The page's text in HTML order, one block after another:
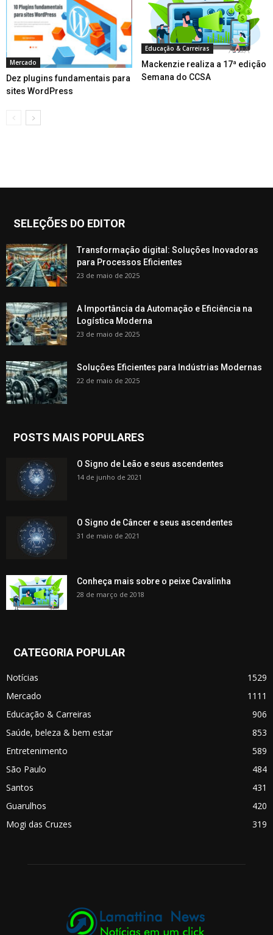
Mercado
Dez plugins fundamentais para
sites WordPress
Educação & Carreiras
Mackenzie realiza a 17ª edição
Semana do CCSA
SELEÇÕES DO EDITOR
Transformação digital: Soluções Inovadoras
para Processos Eficientes
23 de maio de 2025
A Importância da Automação e Eficiência na
Logística Moderna
23 de maio de 2025
Soluções Eficientes para Indústrias Modernas
22 de maio de 2025
POSTS MAIS POPULARES
O Signo de Leão e seus ascendentes
14 de junho de 2021
O Signo de Câncer e seus ascendentes
31 de maio de 2021
Conheça mais sobre o peixe Cavalinha
28 de março de 2018
CATEGORIA POPULAR
Notícias
1529
Mercado
1111
Educação & Carreiras
906
Saúde, beleza & bem estar
853
Entretenimento
589
São Paulo
484
Santos
431
Guarulhos
420
Mogi das Cruzes
319